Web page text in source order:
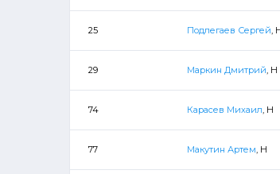
25 Подлегаев Сергей,
29 Маркин Дмитрий, Н
74 Карасев Михаил, Н
77 Макутин Артем, Н